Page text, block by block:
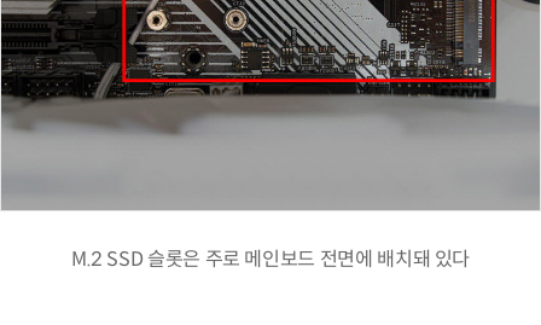
M.2 SSD 슬롯은 주로 메인보드 전면에 배치돼 있다